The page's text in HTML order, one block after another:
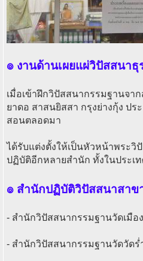
๏ งานด้านเผยแผ่วิปัสสนาธุ
เมื่อเข้าฝึกวิปัสสนากรรมฐานจ
ยาดอ สาสนยิสสา กรุงย่างกุ้ง ป
สอนตลอดมา
ได้รับแต่งตั้งให้เป็นหัวหน้าพระวิ
ปฏิบัติอีกหลายสำนัก ทั้งในประเ
๏ สำนักปฏิบัติวิปัสสนาสาข
- สำนักวิปัสสนากรรมฐานวัดเมือ
- สำนักวิปัสสนากรรมฐานวัดวัดร่